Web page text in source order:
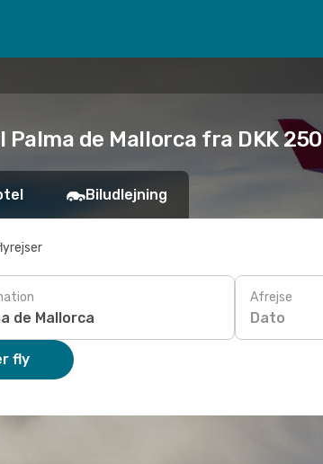
de Mallorca fra DKK 250
Biludlejning
Afrejse
Dato
fly